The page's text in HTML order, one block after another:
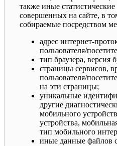
также иные
совершенных на сайте, в
собираемые посредством
адрес интернет-
пользователя/
тип браузера, версия
страницы сервисов,
пользователя/
на эти страницы;
уникальные
другие
мобильного
устройства,
тип мобильного
иные данные файлов